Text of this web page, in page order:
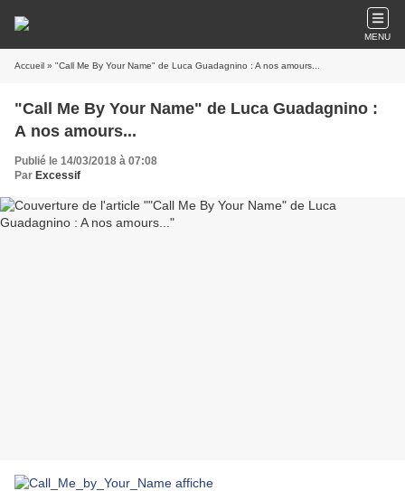
MENU
Accueil » "Call Me By Your Name" de Luca Guadagnino : A nos amours...
"Call Me By Your Name" de Luca Guadagnino :
A nos amours...
Publié le 14/03/2018 à 07:08
Par Excessif